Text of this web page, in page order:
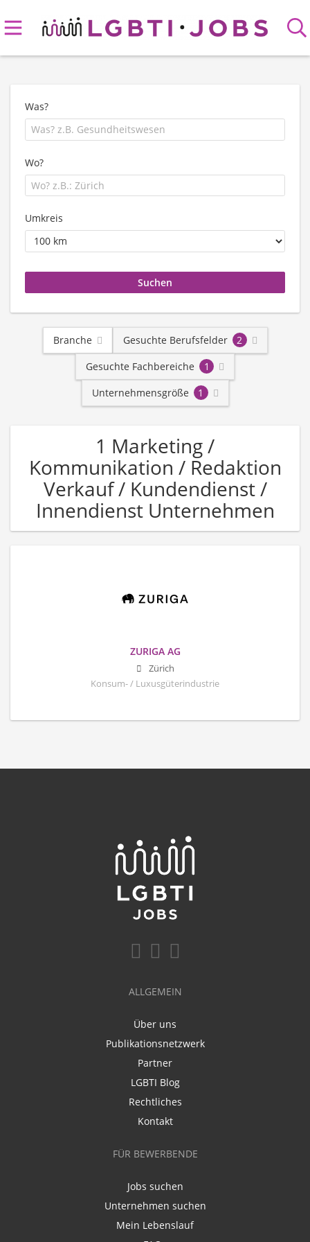
Was?
Wo?
Umkreis
Branche Gesuchte Berufsfelder
2
Gesuchte Fachbereiche
1
Unternehmensgröße
1
1 Marketing /
Kommunikation / Redaktion
Verkauf / Kundendienst /
Innendienst Unternehmen
ZURIGA AG
Zürich
Konsum- / Luxusgüterindustrie
ALLGEMEIN
Über uns
Publikationsnetzwerk
Partner
LGBTI Blog
Rechtliches
Kontakt
FÜR BEWERBENDE
Jobs suchen
Unternehmen suchen
Mein Lebenslauf